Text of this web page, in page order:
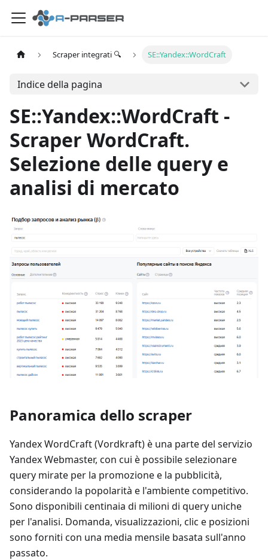
Scraper integrati 🔍 SE::Yandex::WordCraft
Indice della pagina
SE::Yandex::WordCraft -
Scraper WordCraft.
Selezione delle query e
analisi di mercato
Panoramica dello scraper
Yandex WordCraft (Vordkraft) è una parte del servizio
Yandex Webmaster, con cui è possibile selezionare
query mirate per la promozione e la pubblicità,
considerando la popolarità e l'ambiente competitivo.
Sono disponibili centinaia di milioni di query uniche
per l'analisi. Domanda, visualizzazioni, clic e posizioni
sono forniti con una media mensile basata sull'anno
passato.